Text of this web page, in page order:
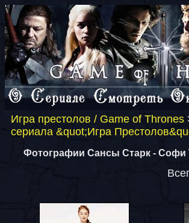
Игра престолов / Game of Thrones
сериала &quot;Игра
Фотографии Сансы Старк - Софи